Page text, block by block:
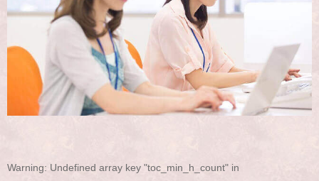
Warning: Undefined array key "toc_min_h_count" in